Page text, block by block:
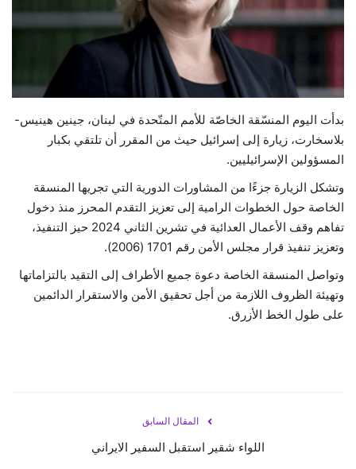
حياة
بدأت اليوم المنسّقة الخاصّة للأمم المتّحدة في لبنان، جينين هينيس-
بلاسخارت، زيارة إلى إسرائيل حيث من المقرر أن تلتقي بكبار
المسؤولين الإسرائيليين.
وتشكل الزيارة جزءًا من المشاورات الدورية التي تجريها المنسقة
الخاصة حول الخطوات الرامية إلى تعزيز التقدم المحرز منذ دخول
تفاهم وقف الأعمال العدائية في تشرين الثاني 2024 حيز التنفيذ،
وتعزيز تنفيذ قرار مجلس الأمن رقم 1701 (2006).
وتواصل المنسقة الخاصة دعوة جميع الأطراف إلى التقيد بالتزاماتها
وتهيئة الظروف اللازمة من أجل تحقيق الأمن والاستقرار الدائمين
على طول الخط الأزرق.
المقال السابق
اللواء شقير استقبل السفير الايراني